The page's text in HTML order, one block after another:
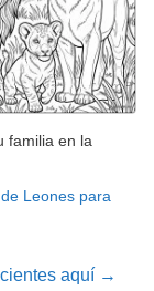
familia en la
Leones para
aquí →